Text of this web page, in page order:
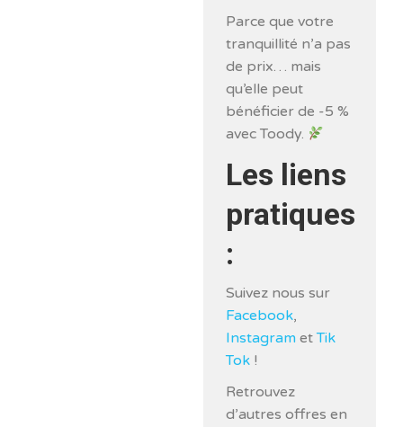
Parce que votre
tranquillité n’a pas
de prix… mais
qu’elle peut
bénéficier de -5 %
avec Toody.
Les liens
pratiques
:
Suivez nous sur
Facebook,
Instagram etTik
Tok !
Retrouvez
d’autres offres en